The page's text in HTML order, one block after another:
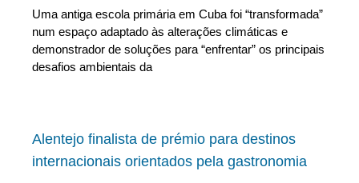
Uma antiga escola primária em Cuba foi “transformada”
num espaço adaptado às alterações climáticas e
demonstrador de soluções para “enfrentar” os principais
desafios ambientais da
Alentejo finalista de prémio para destinos
internacionais orientados pela gastronomia